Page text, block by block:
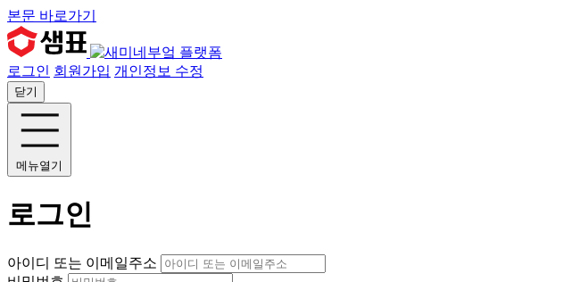
본문 바로가기
로그인 회원가입 개인정보 수정
닫기
메뉴열기
로그인
아이디 또는 이메일주소